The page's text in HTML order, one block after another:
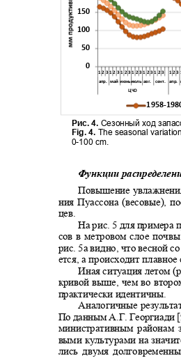
150
100
50
0
1 2 3 1 2 3 1 2 3 1 2 3 1 2 3 1 2 3 1 2 3
апр. май июньиюль авг. сент. апр.
ЦЧО
1958-
Рис. 4. Сезонный ход
Fig. 4. The seasonal
0-100 cm.
Функции
Повышение
ния Пуассона (весовые),
цев.
На рис. 5 для примера
сов в метровом слое
рис. 5а видно, что весной
ется, а происходит
Иная ситуация летом
кривой выше, чем во
практически идентичны.
Аналогичные
По данным А.Г. Георгиади
министративным районам
выми культурами на
лись двумя